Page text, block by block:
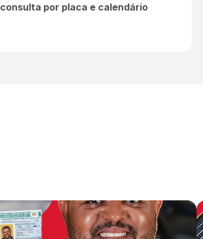
consulta por placa e calendário